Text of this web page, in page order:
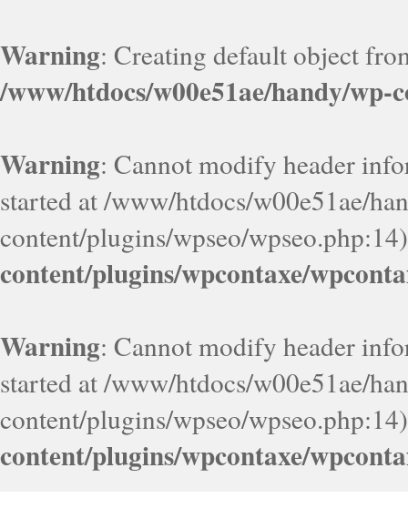
Warning: Creating default object
/www/htdocs/w00e51ae/handy/wp-
Warning: Cannot modify header
started at /www/htdocs/w00e51ae/
content/plugins/wpseo/
content/plugins/wpcontaxe/
Warning: Cannot modify header
started at /www/htdocs/w00e51ae/
content/plugins/wpseo/
content/plugins/wpcontaxe/